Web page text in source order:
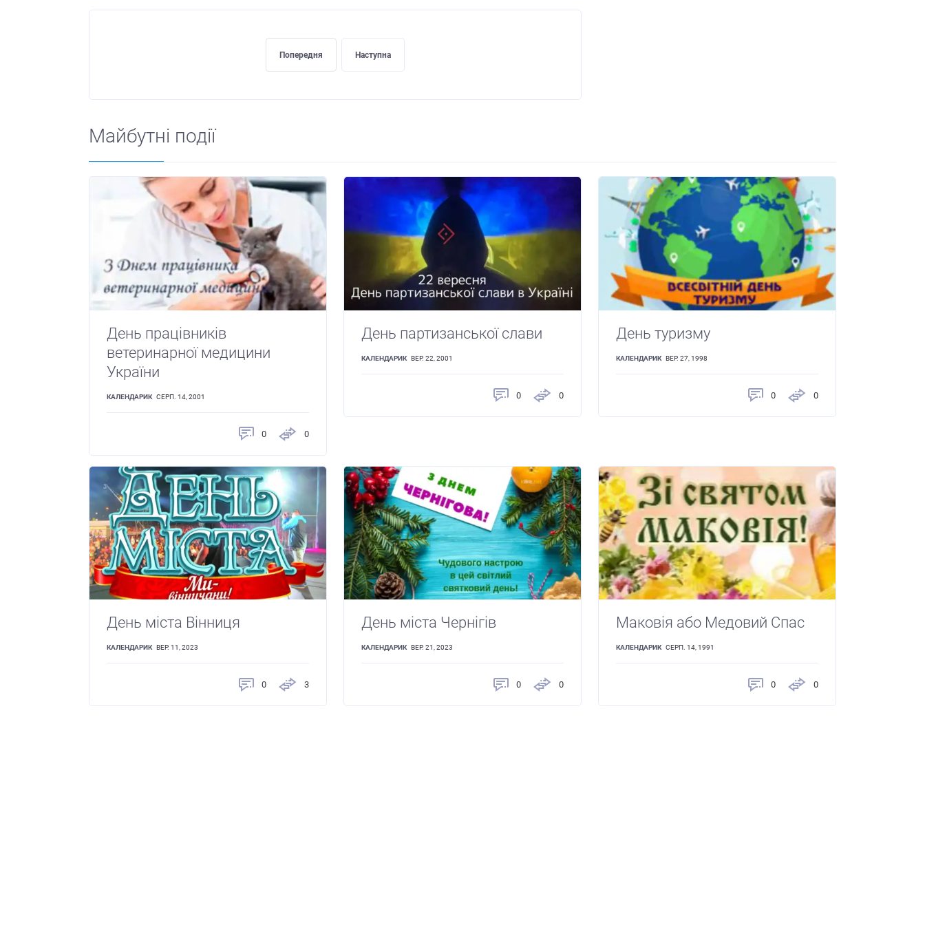
Попередня Наступна
Майбутні події
День працівників
ветеринарної медицини
України
КАЛЕНДАРИК СЕРП. 14, 2001
0 0
День партизанської слави
КАЛЕНДАРИК ВЕР. 22, 2001
0 0
День туризму
КАЛЕНДАРИК ВЕР. 27, 1998
0 0
День міста Вінниця
КАЛЕНДАРИК ВЕР. 11, 2023
0 3
День міста Чернігів
КАЛЕНДАРИК ВЕР. 21, 2023
0 0
Маковія або Медовий Спас
КАЛЕНДАРИК СЕРП. 14, 1991
0 0